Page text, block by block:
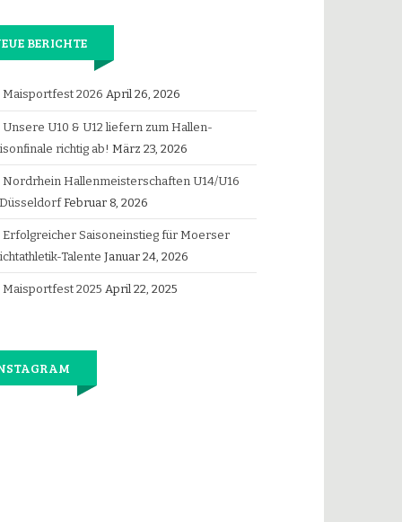
BERICHTE
Maisportfest 2026 April 26, 2026
Unsere U10 & U12 liefern zum Hallen-
richtig ab! März 23, 2026
Nordrhein Hallenmeisterschaften U14/U16
Februar 8, 2026
Erfolgreicher Saisoneinstieg für Moerser
Talente Januar 24, 2026
Maisportfest 2025 April 22, 2025